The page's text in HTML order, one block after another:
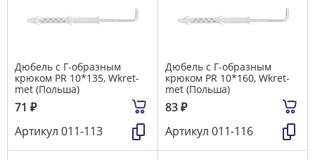
Дюбель с Г-образным
крюком PR 10*135, Wkret-
met (Польша)
71 ₽
Артикул 011-113
Дюбель с Г-образным
крюком PR 10*160, Wkret-
met (Польша)
83₽
Артикул 011-116